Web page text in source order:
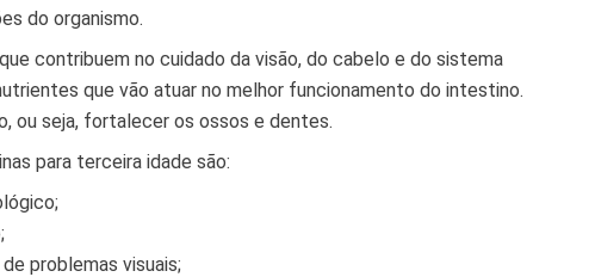
do organismo.
contribuem no cuidado da visão, do cabelo e do sistema
que vão atuar no melhor funcionamento do intestino.
ou seja, fortalecer os ossos e dentes.
para terceira idade são:
problemas visuais;